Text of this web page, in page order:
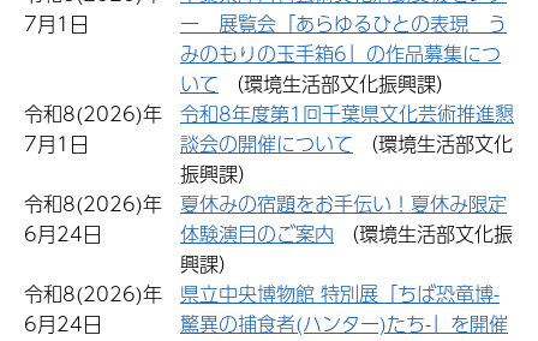
7月1日
ー 展覧会「あらゆるひとの表現 う
みのもりの玉手箱6」の作品募集につ
いて
（環境生活部文化振興課）
令和8(2026)年
7月1日
令和8年度第1回千葉県文化芸術推進懇
談会の開催について
振興課）
令和8(2026)年
6月24日
夏休みの宿題をお手伝い！夏休み限定
体験演目のご案内
興課）
令和8(2026)年
6月24日
県立中央博物館 特別展「ちば恐竜博-
驚異の捕食者(ハンター)たち-」を開催